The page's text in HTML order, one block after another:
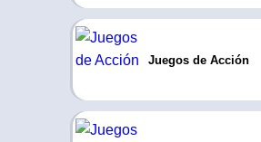
Juegos de Acción